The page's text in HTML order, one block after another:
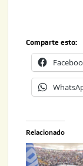
Comparte esto:
Relacionado